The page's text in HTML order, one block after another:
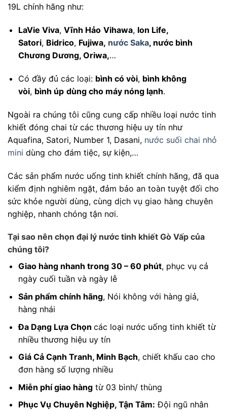
19L chính hãng như:
LaVie Viva, Vĩnh Hảo Vihawa, Ion Life,
Satori, Bidrico, Fujiwa, nước Saka, nước bình
Chương Dương, Oriwa,…
Có đầy đủ các loại: bình có vòi, bình không
vòi, bình úp dùng cho máy nóng lạnh.
Ngoài ra chúng tôi cũng cung cấp nhiều loại nước tinh
khiết đóng chai từ các thương hiệu uy tín như
Aquafina, Satori, Number 1, Dasani, nước suối chai nhỏ
mini dùng cho đám tiệc, sự kiện,…
Các sản phẩm nước uống tinh khiết chính hãng, đã qua
kiểm định nghiêm ngặt, đảm bảo an toàn tuyệt đối cho
sức khỏe người dùng, cùng dịch vụ giao hàng chuyên
nghiệp, nhanh chóng tận nơi.
Tại sao nên chọn đại lý nước tinh khiết Gò Vấp của
chúng tôi?
Giao hàng nhanh trong 30 – 60 phút, phục vụ cả
ngày cuối tuần và ngày lễ
Sản phẩm chính hãng, Nói không với hàng giả,
hàng nhái
Đa Dạng Lựa Chọn các loại nước uống tinh khiết từ
nhiều thương hiệu uy tín
Giá Cả Cạnh Tranh, Minh Bạch, chiết khấu cao cho
đơn hàng số lượng nhiều
Miễn phí giao hàngtừ 03 bình/ thùng
Phục Vụ Chuyên Nghiệp, Tận Tâm: Đội ngũ nhân